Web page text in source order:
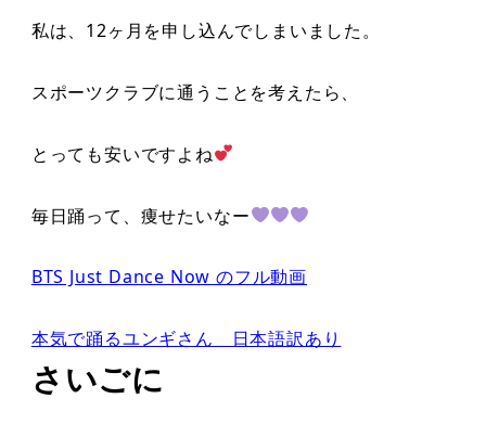
私は、12ヶ月を申し込んでしまいました。
スポーツクラブに通うことを考えたら、
とっても安いですよね
毎日踊って、痩せたいなー
BTS Just Dance Now のフル動画
本気で踊るユンギさん 日本語訳あり
さいごに